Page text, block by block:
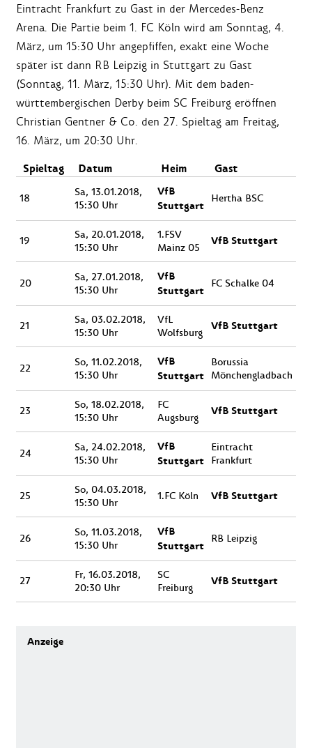
Eintracht Frankfurt zu Gast in der Mercedes-Benz
Arena. Die Partie beim 1. FC Köln wird am Sonntag, 4.
März, um 15:30 Uhr angepfiffen, exakt eine Woche
später ist dann RB Leipzig in Stuttgart zu Gast
(Sonntag, 11. März, 15:30 Uhr). Mit dem baden-
württembergischen Derby beim SC Freiburg eröffnen
Christian Gentner & Co. den 27. Spieltag am Freitag,
16. März, um 20:30 Uhr.
Spieltag Datum Heim Gast
18
Sa, 13.01.2018,
15:30 Uhr
VfB
Stuttgart
Hertha BSC
19
Sa, 20.01.2018,
15:30 Uhr
1.FSV
Mainz 05
VfB Stuttgart
20
Sa, 27.01.2018,
15:30 Uhr
VfB
Stuttgart
FC Schalke 04
21
Sa, 03.02.2018,
15:30 Uhr
VfL
Wolfsburg
VfB Stuttgart
22
So, 11.02.2018,
15:30 Uhr
VfB
Stuttgart
Borussia
Mönchengladbach
23
So, 18.02.2018,
15:30 Uhr
FC
Augsburg
VfB Stuttgart
24
Sa, 24.02.2018,
15:30 Uhr
VfB
Stuttgart
Eintracht
Frankfurt
25
So, 04.03.2018,
15:30 Uhr
1.FC Köln VfB Stuttgart
26
So, 11.03.2018,
15:30 Uhr
VfB
Stuttgart
RB Leipzig
27
Fr, 16.03.2018,
20:30 Uhr
SC
Freiburg
VfB Stuttgart